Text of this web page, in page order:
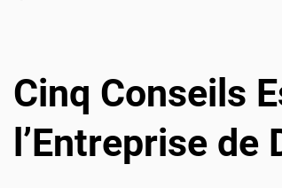
Cinq Conseils
l’Entreprise de